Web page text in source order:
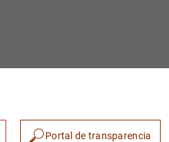
Portal de transparencia